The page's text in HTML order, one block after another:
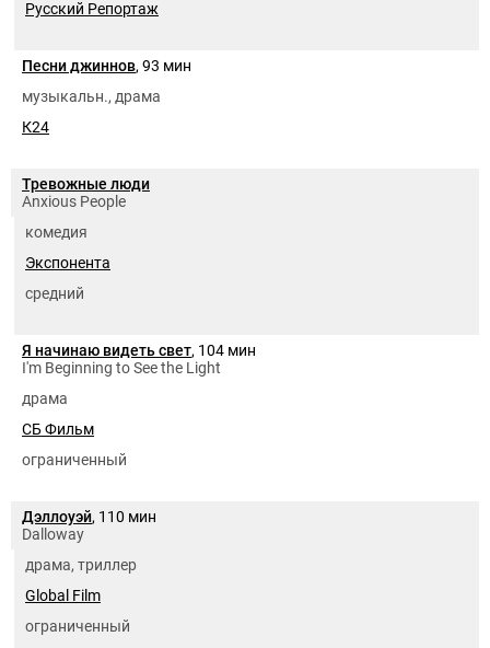
Русский Репортаж
Песни джиннов, 93 мин
музыкальн., драма
К24
Тревожные люди
Anxious People
комедия
Экспонента
средний
Я начинаю видеть свет, 104 мин
I'm Beginning to See the Light
драма
СБ Фильм
ограниченный
Дэллоуэй, 110 мин
Dalloway
драма, триллер
Global Film
ограниченный